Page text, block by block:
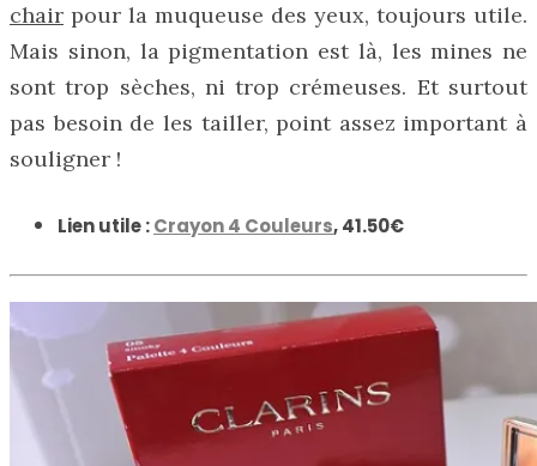
chair pour la muqueuse des yeux, toujours utile.
Mais sinon, la pigmentation est là, les mines ne
sont trop sèches, ni trop crémeuses. Et surtout
pas besoin de les tailler, point assez important à
souligner !
Lien utile :Crayon 4 Couleurs, 41.50€